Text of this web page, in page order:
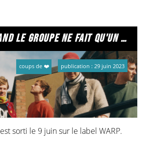
squid, quand le groupe ne fait qu'un élément.
coups de ❤️ publication : 29 juin 2023
est sorti le 9 juin sur le label WARP.